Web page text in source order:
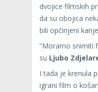
dvojice filmskih
da su obojica
bili opčinjeni
”Moramo snimiti
su Ljubo
I tada je krenula
igrani film o